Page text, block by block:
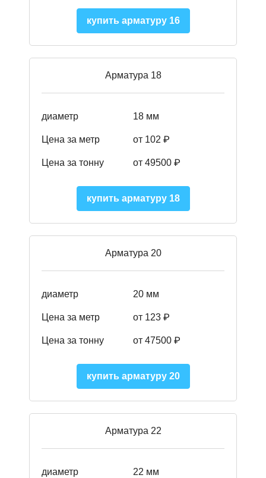
купить арматуру 16
Арматура 18
диаметр 18 мм
Цена за метр от 102 ₽
Цена за тонну от 49500 ₽
купить арматуру 18
Арматура 20
диаметр 20 мм
Цена за метр от 123 ₽
Цена за тонну от 47500 ₽
купить арматуру 20
Арматура 22
диаметр 22 мм